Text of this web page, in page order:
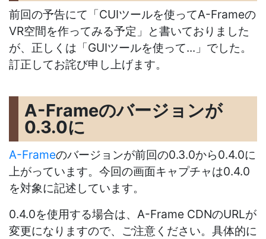
前回の予告にて「CUIツールを使ってA-Frameの
VR空間を作ってみる予定」と書いておりました
が、正しくは「GUIツールを使って...」でした。
訂正してお詫び申し上げます。
A-Frameのバージョンが
0.3.0に
A-Frameのバージョンが前回の0.3.0から0.4.0に
上がっています。今回の画面キャプチャは0.4.0
を対象に記述しています。
0.4.0を使用する場合は、A-Frame CDNのURLが
変更になりますので、ご注意ください。具体的に